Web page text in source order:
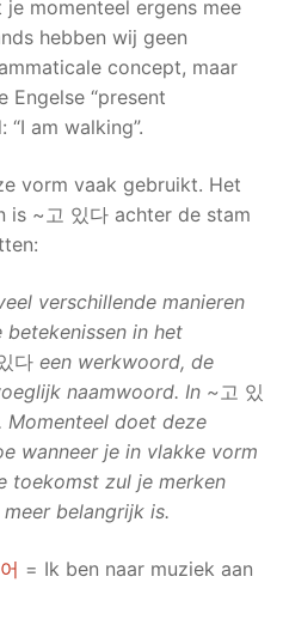
momenteel ergens mee
hebben wij geen
concept, maar
Engelse “present
am walking”.
vorm vaak gebruikt. Het
~고 있다 achter de stam
verschillende manieren
betekenissen in het
다 een werkwoord, de
naamwoord. In ~고 있
Momenteel doet deze
wanneer je in vlakke vorm
toekomst zul je merken
belangrijk is.
= Ik ben naar muziek aan